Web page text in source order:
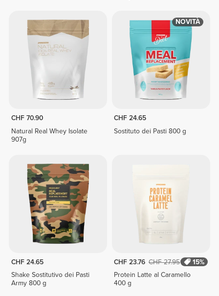
CHF 70.90
Natural Real Whey Isolate
907g
NOVITÀ
CHF 24.65
Sostituto dei Pasti 800 g
CHF 24.65
Shake Sostitutivo dei Pasti
Army 800 g
CHF 23.76 CHF 27.95
15%
Protein Latte al Caramello
400 g